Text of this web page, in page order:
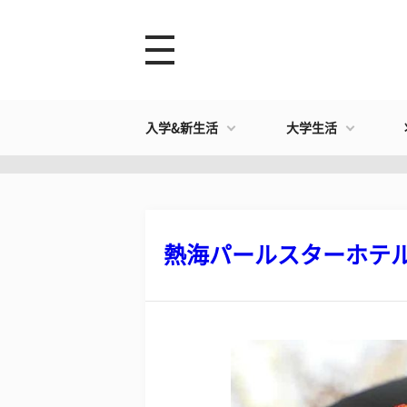
入学&新生活 大学生活
熱海パールスターホテ